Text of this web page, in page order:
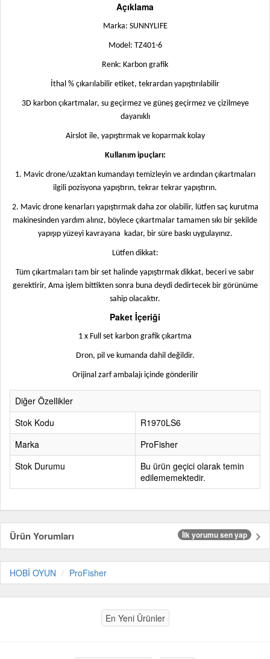
Açıklama
Marka: SUNNYLIFE
Model: TZ401-6
Renk: Karbon grafik
İthal % çıkarılabilir etiket, tekrardan yapıştırılabilir
3D karbon çıkartmalar, su geçirmez ve güneş geçirmez ve çizilmeye
dayanıklı
Airslot ile, yapıştırmak ve koparmak kolay
Kullanım ipuçları:
1. Mavic drone/uzaktan kumandayı temizleyin ve ardından çıkartmaları
ilgili pozisyona yapıştırın, tekrar tekrar yapıştırın.
2. Mavic drone kenarları yapıştırmak daha zor olabilir, lütfen saç kurutma
makinesinden yardım alınız, böylece çıkartmalar tamamen sıkı bir şekilde
yapışıp yüzeyi kavrayana kadar, bir süre baskı uygulayınız.
Lütfen dikkat:
Tüm çıkartmaları tam bir set halinde yapıştırmak dikkat, beceri ve sabır
gerektirir, Ama işlem bittikten sonra buna deydi dedirtecek bir görünüme
sahip olacaktır.
Paket İçeriği
1 x Full set karbon grafik çıkartma
Dron, pil ve kumanda dahil değildir.
Orijinal zarf ambalajı içinde gönderilir
Diğer Özellikler
Stok Kodu
R1970LS6
Marka
ProFisher
Stok Durumu
Bu ürün geçici olarak temin
edilememektedir.
Ürün Yorumları İlk yorumu sen yap
HOBİ OYUN ProFisher
En Yeni Ürünler